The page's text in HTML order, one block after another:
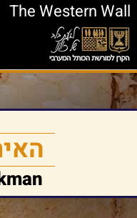
The Western Wall